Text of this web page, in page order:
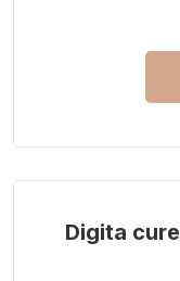
Digita